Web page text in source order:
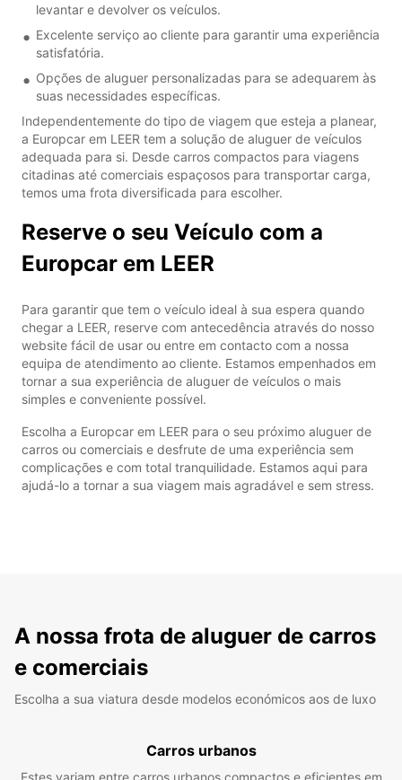
levantar e devolver os veículos.
Excelente serviço ao cliente para garantir uma experiência
satisfatória.
Opções de aluguer personalizadas para se adequarem às
suas necessidades específicas.
Independentemente do tipo de viagem que esteja a planear,
a Europcar em LEER tem a solução de aluguer de veículos
adequada para si. Desde carros compactos para viagens
citadinas até comerciais espaçosos para transportar carga,
temos uma frota diversificada para escolher.
Reserve o seu Veículo com a
Europcar em LEER
Para garantir que tem o veículo ideal à sua espera quando
chegar a LEER, reserve com antecedência através do nosso
website fácil de usar ou entre em contacto com a nossa
equipa de atendimento ao cliente. Estamos empenhados em
tornar a sua experiência de aluguer de veículos o mais
simples e conveniente possível.
Escolha a Europcar em LEER para o seu próximo aluguer de
carros ou comerciais e desfrute de uma experiência sem
complicações e com total tranquilidade. Estamos aqui para
ajudá-lo a tornar a sua viagem mais agradável e sem stress.
A nossa frota de aluguer de carros
e comerciais
Escolha a sua viatura desde modelos económicos aos de luxo
Carros urbanos
Estes variam entre carros urbanos compactos e eficientes em